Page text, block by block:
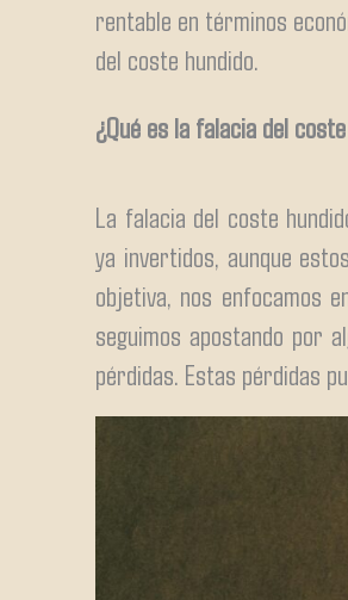
rentable en términos
del coste hundido.
¿Qué es la falacia del
La falacia del coste
ya invertidos, aunque
objetiva, nos enfocamos
seguimos apostando por
pérdidas. Estas pérdidas